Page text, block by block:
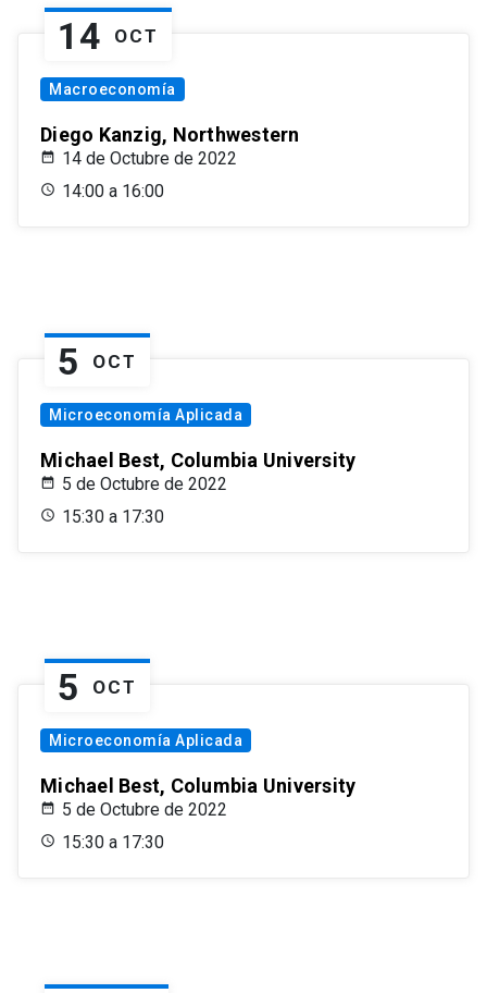
14 OCT
Macroeconomía
Diego Kanzig, Northwestern
14 de Octubre de 2022
14:00 a 16:00
5 OCT
Microeconomía Aplicada
Michael Best, Columbia University
5 de Octubre de 2022
15:30 a 17:30
5 OCT
Microeconomía Aplicada
Michael Best, Columbia University
5 de Octubre de 2022
15:30 a 17:30